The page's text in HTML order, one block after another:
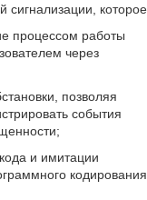
сигнализации, которое
процессом работы
через
позволяя
события
и имитации
кодирования